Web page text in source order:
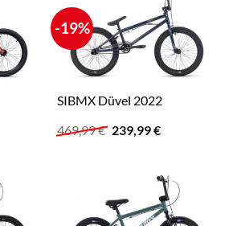
-19%
SIBMX Düvel 2022
469,99€ Ursprünglicher
239,99€Aktueller